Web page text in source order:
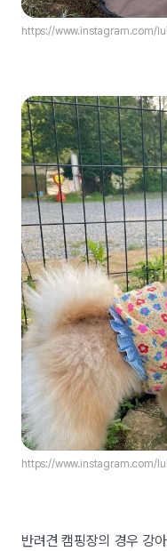
https://www.instagram.com/
https://www.instagram.com/
반려견 캠핑장의 경우 강